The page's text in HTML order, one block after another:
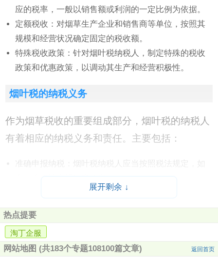
应的税率，一般以销售额或利润的一定比例为依据。
定额税收：对烟草生产企业和销售商等单位，按照其
规模和经营状况确定固定的税收额。
特殊税收政策：针对烟叶税纳税人，制定特殊的税收
政策和优惠政策，以调动其生产和经营积极性。
烟叶税的纳税义务
作为烟草税收的重要组成部分，烟叶税的纳税人
有着相应的纳税义务和责任。主要包括：
准确申报纳税：烟叶税纳税人应当按照税法规定，如
实、准确地申报纳税信息。
按时足额缴纳税款：烟叶税纳税人应当按照规定的时
合法避税规避税收：烟叶税纳税人应当遵守税法规
定，合法合规地避免和规避税收。
配合税务机关检查：烟叶税纳税人应当积极配合税务
展开剩余 ↓
热点提要
淘丁企服
网站地图 (共183个专题108100篇文章) 返回首页